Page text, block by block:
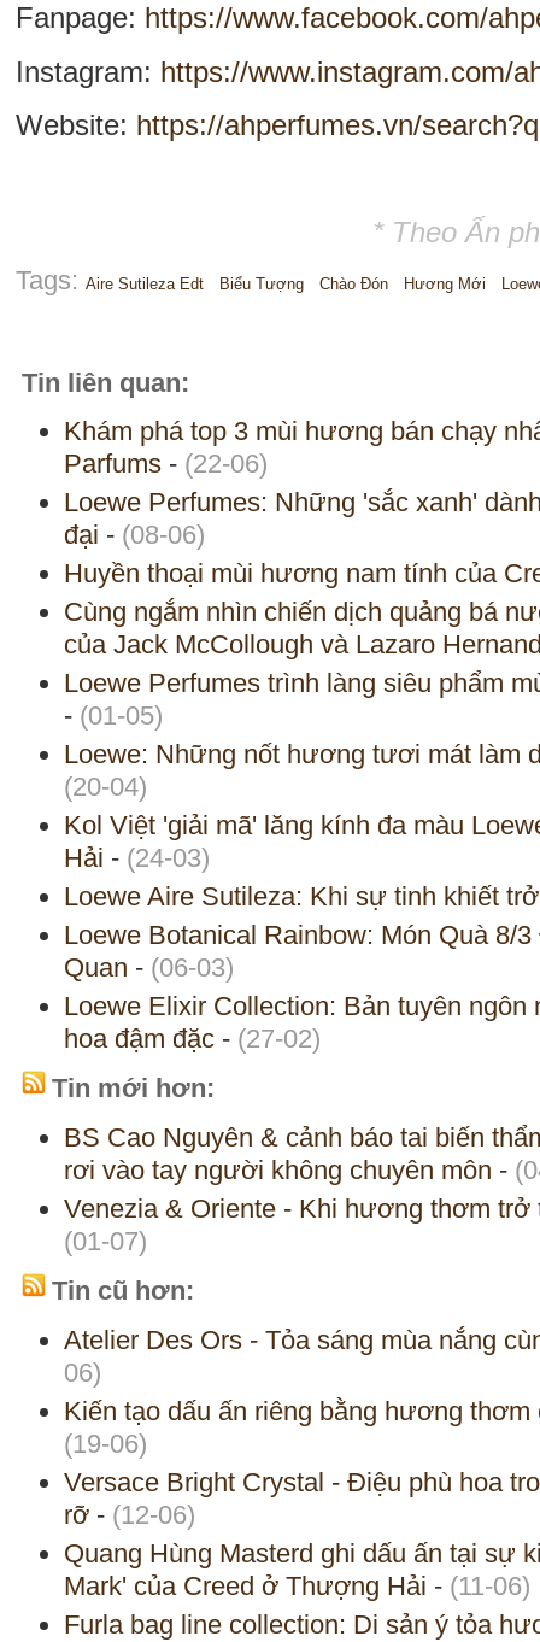
Fanpage: https://www.facebook.com/
Instagram: https://www.instagram.com/
Website: https://ahperfumes.vn/
* Theo Ấn
Tags: Aire Sutileza Edt Biểu Tượng Chào Đón Hương Mới
Tin liên quan:
Khám phá top 3 mùi hương bán chạy
Parfums - (22-06)
Loewe Perfumes: Những 'sắc xanh'
đại - (08-06)
Huyền thoại mùi hương nam tính của
Cùng ngắm nhìn chiến dịch quảng bá
của Jack McCollough và Lazaro
Loewe Perfumes trình làng siêu phẩm
- (01-05)
Loewe: Những nốt hương tươi mát làm
(20-04)
Kol Việt 'giải mã' lăng kính đa màu
Hải - (24-03)
Loewe Aire Sutileza: Khi sự tinh khiết
Loewe Botanical Rainbow: Món Quà 8/
Quan - (06-03)
Loewe Elixir Collection: Bản tuyên
hoa đậm đặc - (27-02)
Tin mới hơn:
BS Cao Nguyên & cảnh báo tai biến
rơi vào tay người không chuyên môn -
Venezia & Oriente - Khi hương thơm trở
(01-07)
Tin cũ hơn:
Atelier Des Ors - Tỏa sáng mùa nắng
06)
Kiến tạo dấu ấn riêng bằng hương
(19-06)
Versace Bright Crystal - Điệu phù hoa
rỡ - (12-06)
Quang Hùng Masterd ghi dấu ấn tại sự
Mark' của Creed ở Thượng Hải - (11-06)
Furla bag line collection: Di sản ý tỏa